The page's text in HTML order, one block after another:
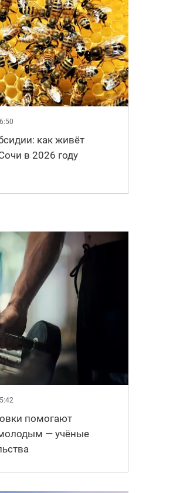
как живёт
в 2026 году
помогают
— учёные